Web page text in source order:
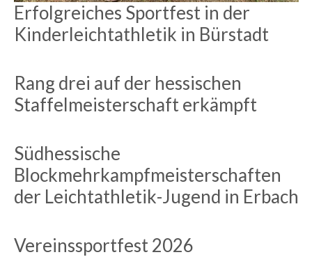
Erfolgreiches Sportfest in der
Kinderleichtathletik in Bürstadt
Rang drei auf der hessischen
Staffelmeisterschaft erkämpft
Südhessische
Blockmehrkampfmeisterschaften
der Leichtathletik-Jugend in Erbach
Vereinssportfest 2026